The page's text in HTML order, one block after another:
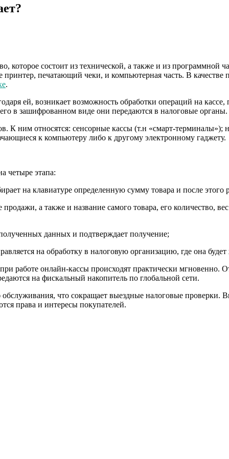
которое состоит из технической, а также и из программной
печатающий чеки, и компьютерная часть. В
.
ей, возникает возможность обработки операций на
в зашифрованном виде они передаются в налоговые органы.
К ним относятся: сенсорные кассы (т.н «смарт-терминалы»);
к компьютеру либо к другому электронному гаджету.
четыре этапа:
на клавиатуре определенную сумму товара и после этого
а также и название самого товара, его количество,
данных и подтверждает получение;
на обработку в налоговую организацию, где она будет
работе онлайн-кассы происходят практически
на фискальный накопитель по глобальной сети.
что сокращает выездные налоговые проверки.
права и интересы покупателей.